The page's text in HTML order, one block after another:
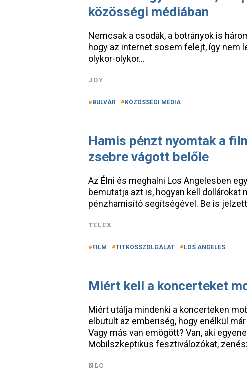
közösségi médiában
Nemcsak a csodák, a botrányok is
hogy az internet sosem felejt, így nem
olykor-olykor…
JOY
BULVÁR KÖZÖSSÉGI MÉDIA
Hamis pénzt nyomtak a
zsebre vágott belőle
Az Élni és meghalni Los Angelesben
bemutatja azt is, hogyan kell dollárokat
pénzhamisító segítségével. Be is
TELEX
FILM TITKOSSZOLGÁLAT LOS ANGELES
Miért kell a koncerteket
Miért utálja mindenki a koncerteken
elbutult az emberiség, hogy enélkül
Vagy más van emögött? Van, aki
Mobilszkeptikus fesztiválozókat,
NLC